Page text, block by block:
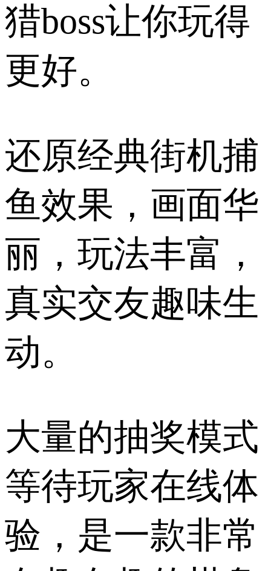
猎boss让你玩得
更好。
还原经典街机捕
鱼效果，画面华
丽，玩法丰富，
真实交友趣味生
动。
大量的抽奖模式
等待玩家在线体
验，是一款非常